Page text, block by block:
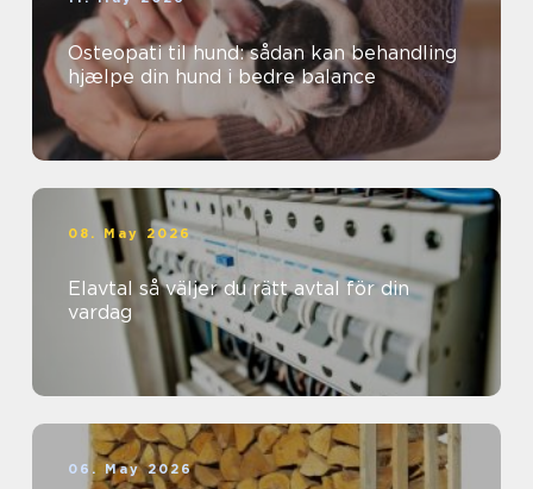
Osteopati til hund: sådan kan behandling
hjælpe din hund i bedre balance
08. May 2026
Elavtal så väljer du rätt avtal för din
vardag
06. May 2026